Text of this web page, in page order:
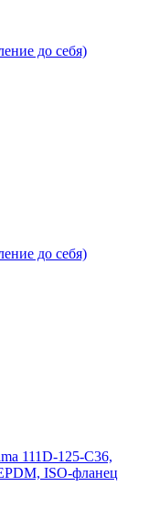
до себя)
до себя)
111D-125-C36,
ISO-фланец